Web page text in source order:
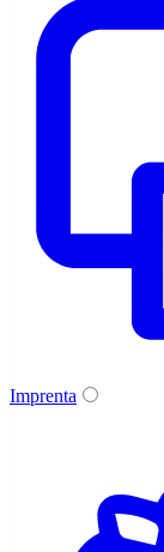
Imprenta